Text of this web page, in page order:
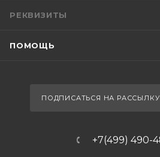
РЕКВИЗИТЫ
ПОМОЩЬ
ПОДПИСАТЬСЯ НА РАССЫЛКУ
+7(499) 490-